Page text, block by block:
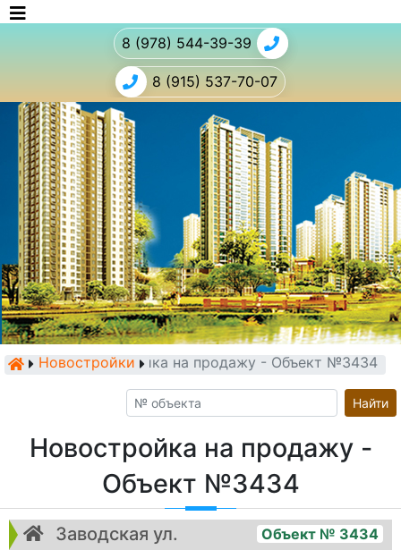
8 (978) 544-39-39
8 (915) 537-70-07
Новостройки
Новостройка на продажу - Объект №3434
Найти
Новостройка на продажу -
Объект №3434
Заводская ул. Объект № 3434